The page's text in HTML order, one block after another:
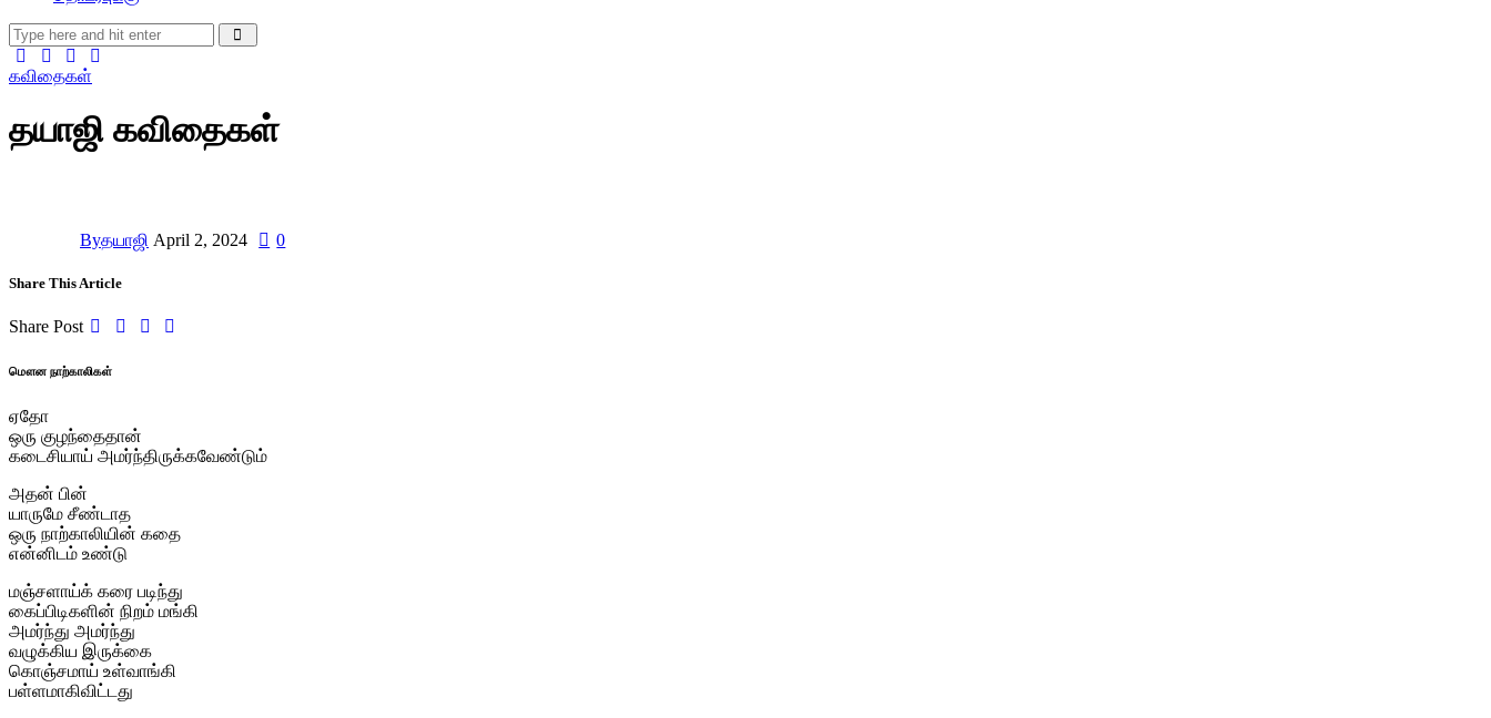
கவிதைகள்
தயாஜி கவிதைகள்
Byதயாஜி April 2, 2024 0
Share This Article
Share Post
மௌன நாற்காலிகள்
ஏதோ
ஒரு குழந்தைதான்
கடைசியாய் அமர்ந்திருக்கவேண்டும்
அதன் பின்
யாருமே சீண்டாத
ஒரு நாற்காலியின் கதை
என்னிடம் உண்டு
மஞ்சளாய்க் கரை படிந்து
கைப்பிடிகளின் நிறம் மங்கி
அமர்ந்து அமர்ந்து
வழுக்கிய இருக்கை
கொஞ்சமாய் உள்வாங்கி
பள்ளமாகிவிட்டது